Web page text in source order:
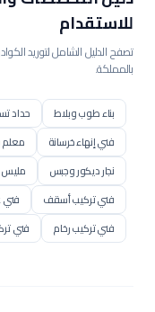
للاستقدام
تصفح الدليل الشامل لتوريد
بالمملكة.
بناء طوب وبلاط حداد
فني إنهاء خرسانة
معلم
نجار ديكور وجبس
مليس
فني تركيب أسقف
فني
فني تركيب رخام
فني